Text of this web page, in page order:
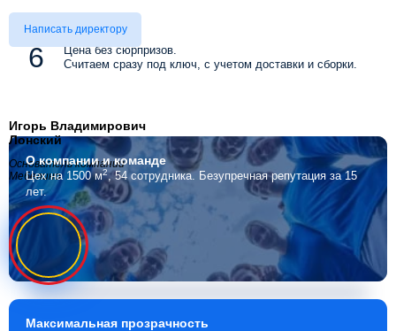
Цена без сюрпризов.
Считаем сразу под ключ, с учетом доставки и сборки.
Написать директору
Игорь Владимирович
Лонский
Основатель компании
Мебелино
О компаниии команде
Цех на 1500 м2, 54 сотрудника. Безупречная репутация за 15
лет.
Максимальная прозрачность